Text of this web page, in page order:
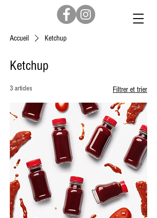
Accueil Ketchup
Ketchup
3 articles Filtrer et trier